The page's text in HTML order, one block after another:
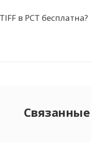
в PCT бесплатна?